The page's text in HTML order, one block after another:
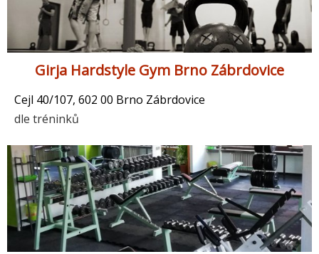
Girja Hardstyle Gym Brno Zábrdovice
Cejl 40/107, 602 00 Brno Zábrdovice
dle tréninků